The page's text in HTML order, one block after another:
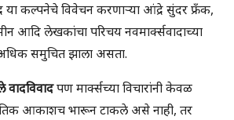
या कल्पनेचे विवेचन करणाऱ्या आंद्रे सुंदर फ्रँक,
आदि लेखकांचा परिचय नवमार्क्सवादाच्या
समुचित झाला असता.
वादविवादपण मार्क्सच्या विचारांनी केवळ
आकाशच भारून टाकले असे नाही, तर